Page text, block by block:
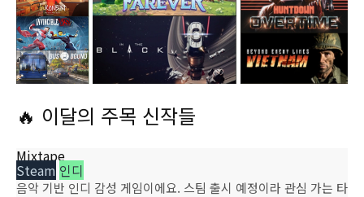
🔥 이달의 주목 신작들
Mixtape
Steam 인디
음악 기반 인디 감성 게임이에요. 스팀 출시 예정이라 관심 가는 타